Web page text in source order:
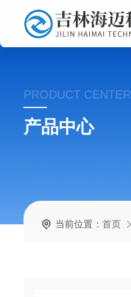
PRODUCT CENTER
产品中心
当前位置：首页